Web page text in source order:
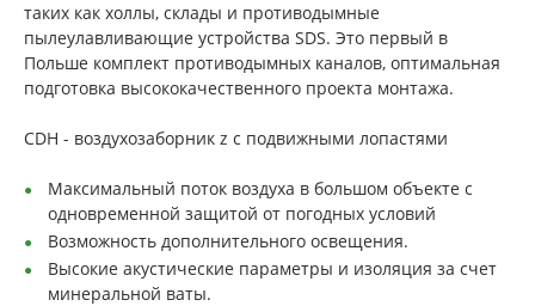
таких как холлы, склады и противодымные
пылеулавливающие устройства SDS. Это первый в
Польше комплект противодымных каналов, оптимальная
подготовка высококачественного проекта монтажа.
CDH - воздухозаборник z с подвижными лопастями
Максимальный поток воздуха в большом объекте с
одновременной защитой от погодных условий
Возможность дополнительного освещения.
Высокие акустические параметры и изоляция за счет
минеральной ваты.